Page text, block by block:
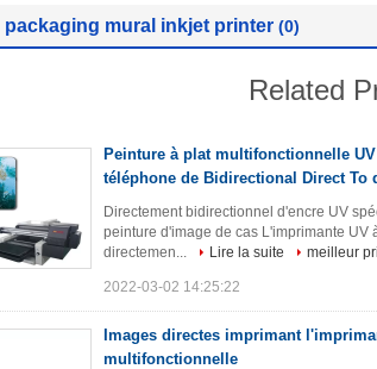
packaging mural inkjet printer (0)
Related
Peinture à plat multifonctionnelle
téléphone de Bidirectional Direct To
Directement bidirectionnel d'encre UV
peinture d'image de cas L'imprimante
directemen...
Lire la suite meilleur
2022-03-02 14:25:22
Images directes imprimant
multifonctionnelle